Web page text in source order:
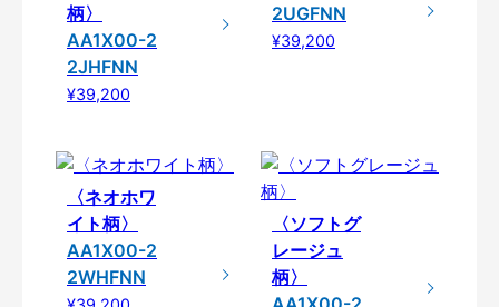
柄〉
AA1X00-2
2JHFNN
¥39,200
2UGFNN
¥39,200
〈ネオホワ
イト柄〉
AA1X00-2
2WHFNN
〈ソフトグ
レージュ
柄〉